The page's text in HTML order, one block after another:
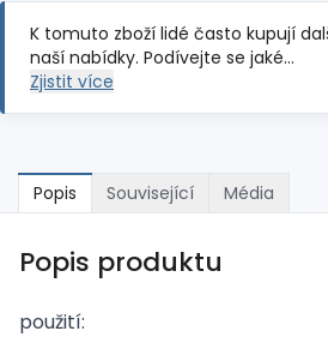
K tomuto zboží lidé často kupují
naší nabídky. Podívejte se jaké…
Zjistit více
Popis Související Média
Popis produktu
použití: